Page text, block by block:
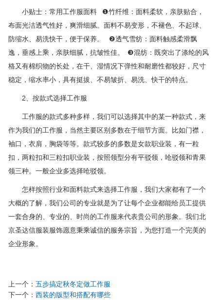
小贴士：常用工作服面料 ❶竹纤维：面料柔软，亲肤贴合，
布面光洁透气性好，爽滑细腻。面料不易变形，不褪色、不起球、
防缩水、易洗快干，便于保养。 ❷透气雪纺：面料触感柔滑飘
逸，垂感上乘，亲肤细腻，抗皱性佳。 ❸混纺：既突出了涤纶的风
格又有棉织物的长处，在干、湿情况下弹性和耐磨性都较好，尺寸
稳定，缩水率小，具有挺拔、不易皱折、易洗、快干的特点。
2、按款式选择工作服
工作服的款式多种多样，我们可以选择其中的某一种款式，来
作为我们的工作服，当然主要区别多数在于细节方面。比如门襟，
袖口，衣肩，胸袋等等。款式较多的多数是女款职业装，有一粒
扣，两粒扣和三粒扣职业装，按照领型分有平驳领，呛驳领和青果
领三种。一般企业多选择呛驳领。
怎样按照行业和面料款式来选择工作服，我们大家都有了一个
大概的了解，我们公司的专业就是为了让每个企业都能给员工提供
一套合身的、专业的、时尚的工作服来代表贵公司的形象。我们北
京圣达信服装服饰愿意秉乘诚信的服务宗旨，为您打造一个完美的
企业形象。
上一个： 五步搞定秋冬定做工作服
下一个： 西装的版型和搭配有哪些